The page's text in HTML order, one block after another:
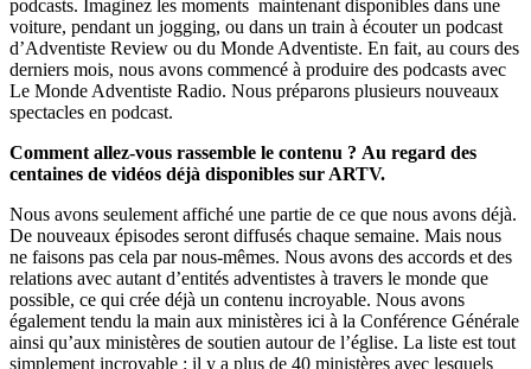
podcasts. Imaginez les moments maintenant disponibles dans une
voiture, pendant un jogging, ou dans un train à écouter un podcast
d’Adventiste Review ou du Monde Adventiste. En fait, au cours des
derniers mois, nous avons commencé à produire des podcasts avec
Le Monde Adventiste Radio. Nous préparons plusieurs nouveaux
spectacles en podcast.
Comment allez-vous rassemble le contenu ? Au regard des
centaines de vidéos déjà disponibles sur ARTV.
Nous avons seulement affiché une partie de ce que nous avons déjà.
De nouveaux épisodes seront diffusés chaque semaine. Mais nous
ne faisons pas cela par nous-mêmes. Nous avons des accords et des
relations avec autant d’entités adventistes à travers le monde que
possible, ce qui crée déjà un contenu incroyable. Nous avons
également tendu la main aux ministères ici à la Conférence Générale
ainsi qu’aux ministères de soutien autour de l’église. La liste est tout
simplement incroyable : il y a plus de 40 ministères avec lesquels